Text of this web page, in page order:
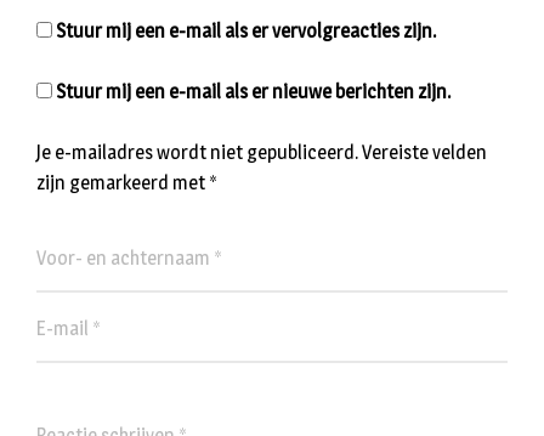
Je e-mailadres wordt niet gepubliceerd.Vereiste velden
zijn gemarkeerd met *
Stuur mij een e-mail als er vervolgreacties zijn.
Stuur mij een e-mail als er nieuwe berichten zijn.